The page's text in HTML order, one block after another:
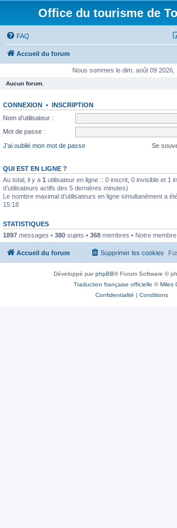
Office du tourisme de
FAQ
Accueil du forum
Nous sommes le dim. août 09 2026,
Aucun forum.
CONNEXION • INSCRIPTION
Nom d’utilisateur :
Mot de passe :
J’ai oublié mon mot de passe
Se
QUI EST EN LIGNE ?
Au total, il y a 1 utilisateur en ligne :: 0 inscrit, 0 invisible et 1
d’utilisateurs actifs des 5 dernières minutes)
Le nombre maximal d’utilisateurs en ligne simultanément a
15:18
STATISTIQUES
1897 messages • 380 sujets • 368 membres • Notre
Accueil du forum Supprimer les cookies
Développé parphpBB® Forum Software ©
Traduction française officielle ©Miles
Confidentialité | Conditions